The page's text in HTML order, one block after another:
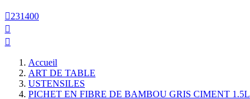
231400


Accueil
ART DE TABLE
USTENSILES
PICHET EN FIBRE DE BAMBOU GRIS CIMENT 1.5L